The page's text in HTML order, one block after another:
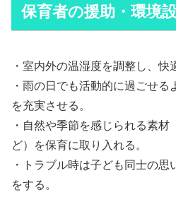
保育者の援助・環境
・室内外の温湿度を調整し、快
・雨の日でも活動的に過ごせ
を充実させる。
・自然や季節を感じられる素
ど）を保育に取り入れる。
・トラブル時は子ども同士の
をする。